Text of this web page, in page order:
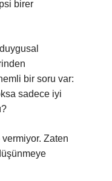
birer
bir soru var:
sadece iyi
Zaten